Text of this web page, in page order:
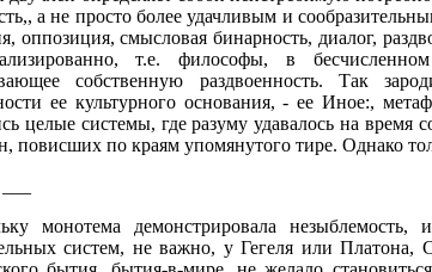
а не просто более удачливым и
оппозиция, смысловая бинарность, диалог,
т.е. философы, в
собственную раздвоенность. Так
ее культурного основания, - ее Иное:,
целые системы, где разуму удавалось на время
повисших по краям упомянутого тире. Однако
монотема демонстрировала
систем, не важно, у Гегеля или Платона,